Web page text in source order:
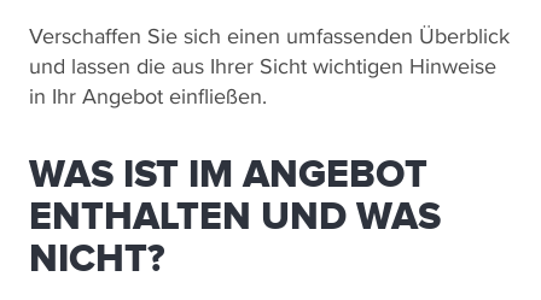
Verschaffen Sie sich einen umfassenden Überblick
und lassen die aus Ihrer Sicht wichtigen Hinweise
in Ihr Angebot einfließen.
WAS IST IM ANGEBOT
ENTHALTEN UND WAS
NICHT?